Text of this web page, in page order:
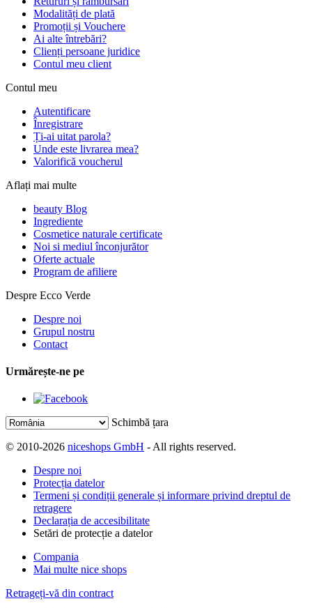
Modalități de plată
Promoții și Vouchere
Ai alte întrebări?
Clienți persoane juridice
Contul meu client
Contul meu
Autentificare
Înregistrare
Ți-ai uitat parola?
Unde este livrarea mea?
Valorifică voucherul
Aflați mai multe
beauty Blog
Ingrediente
Cosmetice naturale certificate
Noi si mediul înconjurător
Oferte actuale
Program de afiliere
Despre Ecco Verde
Despre noi
Grupul nostru
Contact
Urmărește-ne pe
Schimbă țara
© 2010-2026 niceshops GmbH - All rights reserved.
Despre noi
Protecția datelor
Termeni și condiții generale și informare privind dreptul de
retragere
Declarația de accesibilitate
Setări de protecție a datelor
Compania
Mai multe nice shops
Retrageți-vă din contract